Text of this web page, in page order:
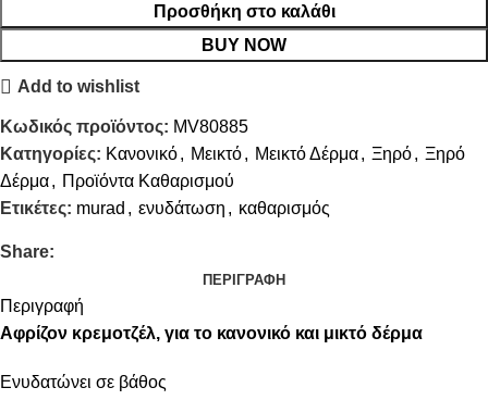
Προσθήκη στο καλάθι
BUY NOW
Add to wishlist
Κωδικός προϊόντος: MV80885
Κατηγορίες: Κανονικό, Μεικτό, Μεικτό Δέρμα, Ξηρό, Ξηρό
Δέρμα, Προϊόντα Καθαρισμού
Ετικέτες: murad , ενυδάτωση , καθαρισμός
Share:
ΠΕΡΙΓΡΑΦΉ
Περιγραφή
Αφρίζον κρεμοτζέλ, για το κανονικό και μικτό δέρμα
Ενυδατώνει σε βάθος